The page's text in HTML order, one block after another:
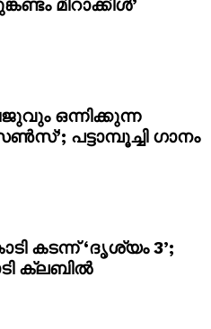
മിറാക്കിൾ’
ഒന്നിക്കുന്ന
പട്ടാമ്പൂച്ചി ഗാനം
കടന്ന് ‘ദൃശ്യം 3’;
ക്ലബിൽ